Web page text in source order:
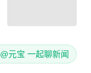
@元宝 一起聊新闻